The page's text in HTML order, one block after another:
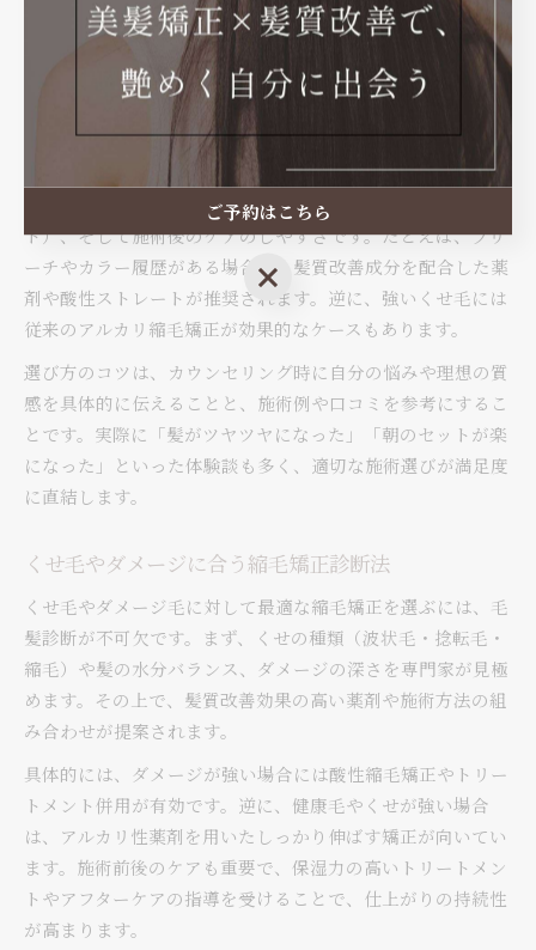
ぶには、いくつかの診断ポイントがあります。縮毛矯正はく
せやうねりをしっかり伸ばしたい方に、髪質改善はパサつき
やダメージ、まとまりの悪さを改善したい方に適していま
す。両方の効果を求める場合は、髪質改善効果のある縮毛矯
正メニューを選ぶのが理想です。
診断で重視すべきポイントは、髪のダメージ度合い、くせの
強さ、仕上がりの希望（ナチュラルorしっかりストレー
ト）、そして施術後のケアのしやすさです。たとえば、ブリ
ーチやカラー履歴がある場合は、髪質改善成分を配合した薬
剤や酸性ストレートが推奨されます。逆に、強いくせ毛には
従来のアルカリ縮毛矯正が効果的なケースもあります。
選び方のコツは、カウンセリング時に自分の悩みや理想の質
感を具体的に伝えることと、施術例や口コミを参考にするこ
とです。実際に「髪がツヤツヤになった」「朝のセットが楽
になった」といった体験談も多く、適切な施術選びが満足度
に直結します。
くせ毛やダメージに合う縮毛矯正診断法
くせ毛やダメージ毛に対して最適な縮毛矯正を選ぶには、毛
髪診断が不可欠です。まず、くせの種類（波状毛・捻転毛・
縮毛）や髪の水分バランス、ダメージの深さを専門家が見極
めます。その上で、髪質改善効果の高い薬剤や施術方法の組
み合わせが提案されます。
具体的には、ダメージが強い場合には酸性縮毛矯正やトリー
トメント併用が有効です。逆に、健康毛やくせが強い場合
は、アルカリ性薬剤を用いたしっかり伸ばす矯正が向いてい
ます。施術前後のケアも重要で、保湿力の高いトリートメン
トやアフターケアの指導を受けることで、仕上がりの持続性
が高まります。
ご予約はこちら
ご予約はこちら